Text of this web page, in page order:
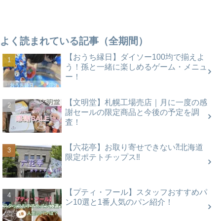
よく読まれている記事（全期間）
【おうち縁日】ダイソー100均で揃えよ
う！孫と一緒に楽しめるゲーム・メニュ
ー！
【文明堂】札幌工場売店｜月に一度の感
謝セールの限定商品と今後の予定を調
査！
【六花亭】お取り寄せできない⁈北海道
限定ポテトチップス‼
【プティ・フール】スタッフおすすめパ
ン10選と1番人気のパン紹介！